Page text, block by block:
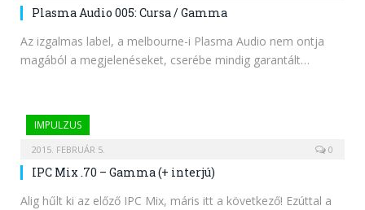
Plasma Audio 005: Cursa / Gamma
Az izgalmas label, a melbourne-i Plasma Audio nem ontja
magából a megjelenéseket, cserébe mindig garantált…
IMPULZUS
2015. FEBRUÁR 5. 0
IPC Mix .70 – Gamma (+ interjú)
Alig hűlt ki az előző IPC Mix, máris itt a következő! Ezúttal a